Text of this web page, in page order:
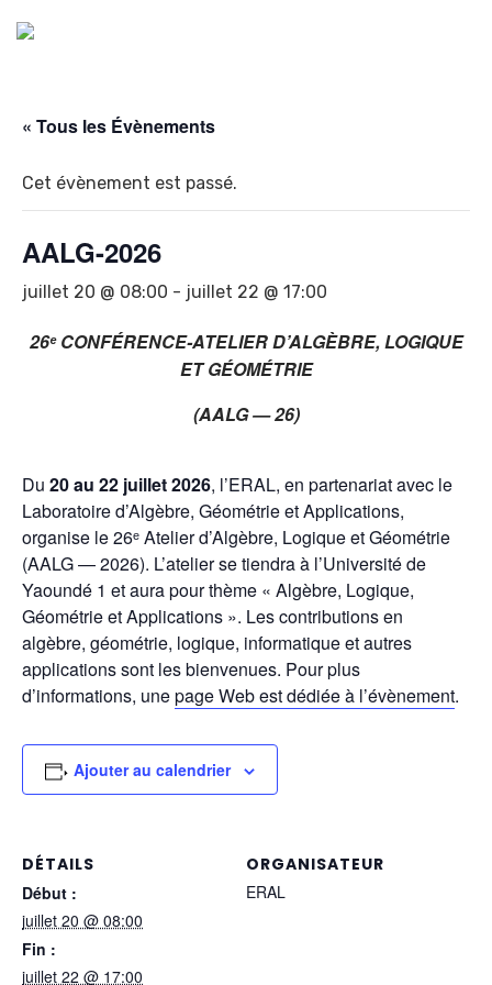
« Tous les Évènements
Cet évènement est passé.
AALG-2026
juillet 20 @ 08:00 - juillet 22 @ 17:00
26ᵉ CONFÉRENCE-ATELIER D’ALGÈBRE, LOGIQUE
ET GÉOMÉTRIE
(AALG — 26)
Du 20 au 22 juillet 2026, l’ERAL, en partenariat avec le
Laboratoire d’Algèbre, Géométrie et Applications,
organise le 26ᵉ Atelier d’Algèbre, Logique et Géométrie
(AALG — 2026). L’atelier se tiendra à l’Université de
Yaoundé 1 et aura pour thème « Algèbre, Logique,
Géométrie et Applications ». Les contributions en
algèbre, géométrie, logique, informatique et autres
applications sont les bienvenues. Pour plus
d’informations, unepage Web est dédiée à l’évènement.
Ajouter au calendrier
DÉTAILS
Début :
juillet 20 @ 08:00
Fin :
juillet 22 @ 17:00
ORGANISATEUR
ERAL